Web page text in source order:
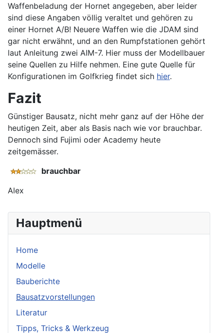
Hauptmenü
Home
Modelle
Bauberichte
Bausatzvorstellungen
Literatur
Tipps, Tricks & Werkzeug
Waffenbeladung der Hornet angegeben, aber leider
sind diese Angaben völlig veraltet und gehören zu
einer Hornet A/B! Neuere Waffen wie die JDAM sind
gar nicht erwähnt, und an den Rumpfstationen gehört
laut Anleitung zwei AIM-7. Hier muss der Modellbauer
seine Quellen zu Hilfe nehmen. Eine gute Quelle für
Konfigurationen im Golfkrieg findet sich hier.
Fazit
Günstiger Bausatz, nicht mehr ganz auf der Höhe der
heutigen Zeit, aber als Basis nach wie vor brauchbar.
Dennoch sind Fujimi oder Academy heute
zeitgemässer.
brauchbar
Alex